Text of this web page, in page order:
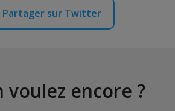
Partager sur Twitter
voulez encore ?